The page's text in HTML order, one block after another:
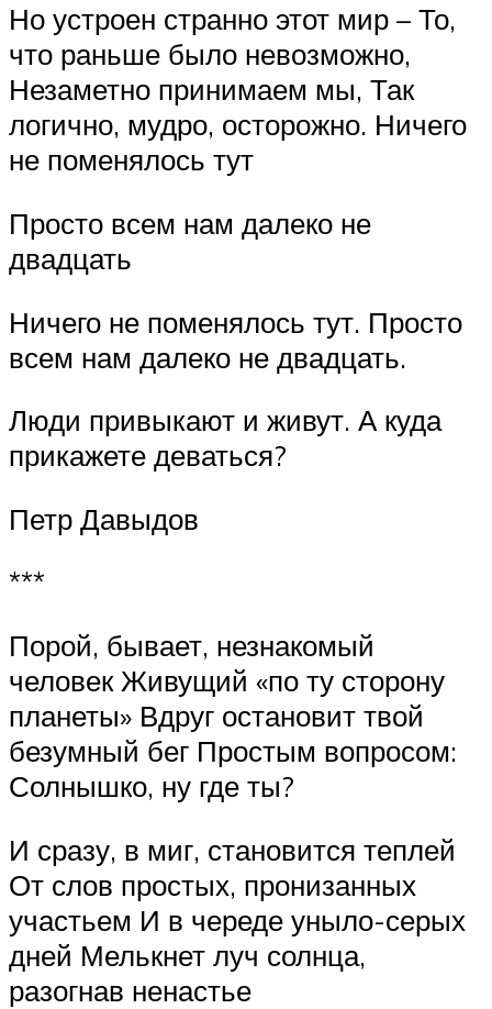
Но устроен странно этот мир – То,
что раньше было невозможно,
Незаметно принимаем мы, Так
логично, мудро, осторожно. Ничего
не поменялось тут
Просто всем нам далеко не
двадцать
Ничего не поменялось тут. Просто
всем нам далеко не двадцать.
Люди привыкают и живут. А куда
прикажете деваться?
Петр Давыдов
***
Порой, бывает, незнакомый
человек Живущий «по ту сторону
планеты» Вдруг остановит твой
безумный бег Простым вопросом:
Солнышко, ну где ты?
И сразу, в миг, становится теплей
От слов простых, пронизанных
участьем И в череде уныло-серых
дней Мелькнет луч солнца,
разогнав ненастье